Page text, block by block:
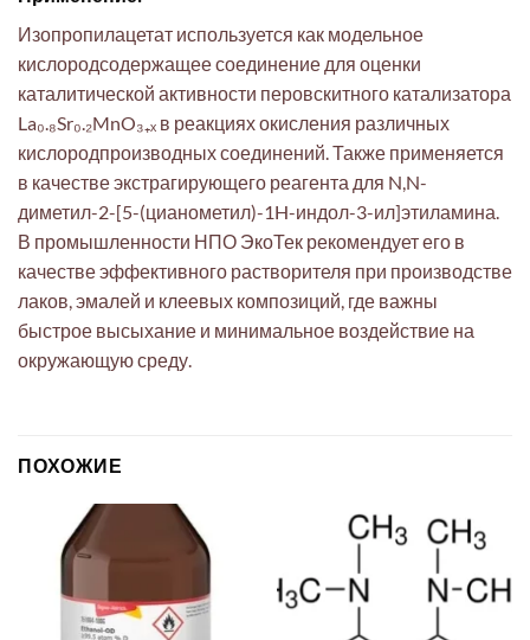
Изопропилацетат используется как модельное
кислородсодержащее соединение для оценки
каталитической активности перовскитного катализатора
La₀.₈Sr₀.₂MnO₃₊ₓ в реакциях окисления различных
кислородпроизводных соединений. Также применяется
в качестве экстрагирующего реагента для N,N-
диметил-2-[5-(цианометил)-1H-индол-3-ил]этиламина.
В промышленности НПО ЭкоТек рекомендует его в
качестве эффективного растворителя при производстве
лаков, эмалей и клеевых композиций, где важны
быстрое высыхание и минимальное воздействие на
окружающую среду.
ПОХОЖИЕ